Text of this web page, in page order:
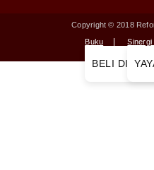
Copyright © 2018
Buku
BELI DI
Sinergi